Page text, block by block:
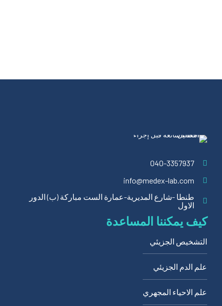
040-3357937
info@medex-lab.com
طنطا -شارع المديرية-عمارة الست مباركة (ب) الدور
الاول
كيف يمكننا المساعدة
التشخيص الجزيئي
علم الدم الجزيئي
علم الاحياء المجهري